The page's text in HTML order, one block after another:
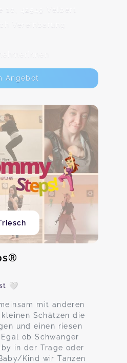
10, 42549 Velbert
Vereinbarung
Angebot
🤍
mit anderen
Schätzen die
und einen riesen
ob Schwanger
in der Trage oder
Kind wir Tanzen